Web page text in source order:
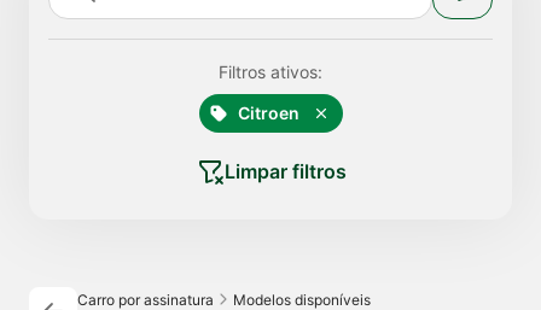
Filtros ativos:
Citroen
Limpar filtros
Carro por assinatura Modelos disponíveis